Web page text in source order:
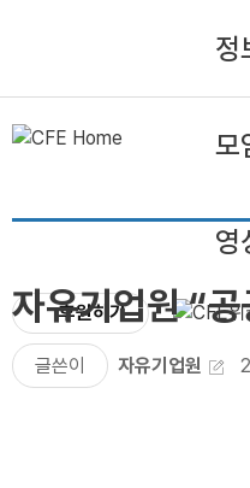
정
모
영
후원하기
자유기업원 “
글쓴이 자유기업원